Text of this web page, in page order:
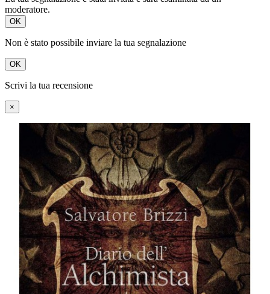
moderatore.
OK
Non è stato possibile inviare la tua segnalazione
OK
Scrivi la tua recensione
×